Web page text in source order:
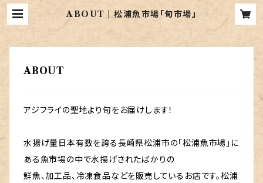
ABOUT | 松浦魚市場「旬市場」
ABOUT
アジフライの聖地より旬をお届けします！
水揚げ量日本有数を誇る長崎県松浦市の「松浦魚市場」に
ある魚市場の中で水揚げされたばかりの
鮮魚、加工品、冷凍食品などを販売しているお店です。松浦